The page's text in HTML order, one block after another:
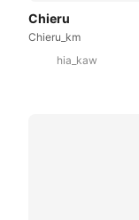
Chieru
Chieru_km
hia_kaw